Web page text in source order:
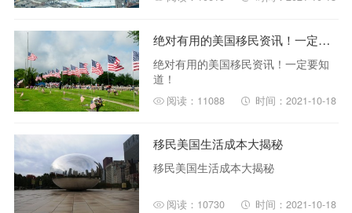
绝对有用的美国移民资讯！一定要知道！
绝对有用的美国移民资讯！一定要知
道！
阅读：11088 时间：2021-10-18
移民美国生活成本大揭秘
移民美国生活成本大揭秘
阅读：10730 时间：2021-10-18